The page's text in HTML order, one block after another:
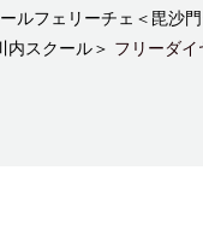
ルフェリーチェ＜毘沙
内スクール＞ フリーダイ